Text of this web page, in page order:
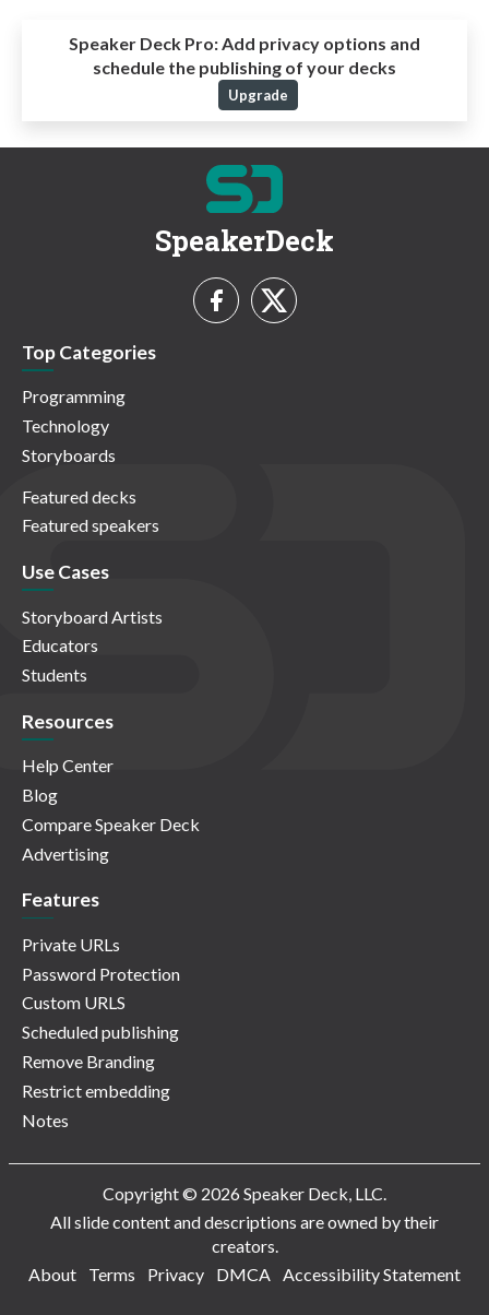
Speaker Deck Pro: Add privacy options and
schedule the publishing of your decks
Upgrade
SpeakerDeck
Top Categories
Programming
Technology
Storyboards
Featured decks
Featured speakers
Use Cases
Storyboard Artists
Educators
Students
Resources
Help Center
Blog
Compare Speaker Deck
Advertising
Features
Private URLs
Password Protection
Custom URLS
Scheduled publishing
Remove Branding
Restrict embedding
Notes
Copyright © 2026 Speaker Deck, LLC.
All slide content and descriptions are owned by their
creators.
About
Terms Privacy DMCA Accessibility Statement